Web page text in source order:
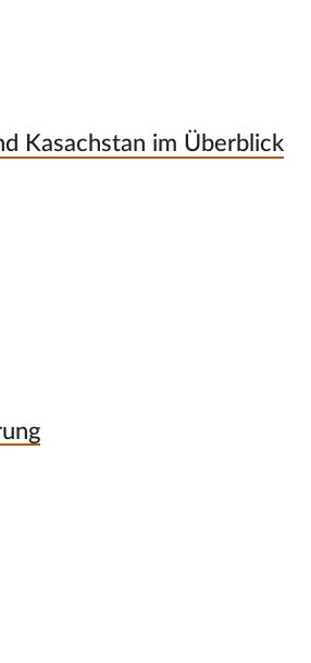
Kasachstan im Überblick